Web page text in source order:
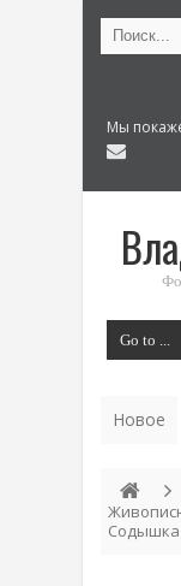
Мы
Новое
Содышка